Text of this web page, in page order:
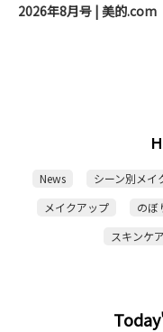
2026年8月号 | 美的.com
News シーン別メイ
メイクアップ
のぼ
スキンケ